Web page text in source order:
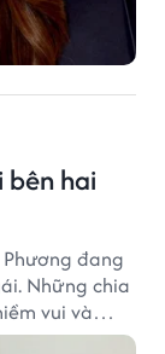
bên hai
đang
Những chia
vui và
dị mỗi